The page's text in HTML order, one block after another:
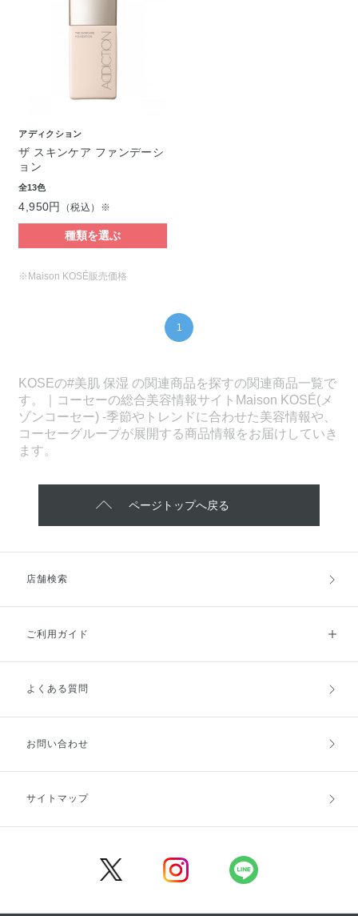
アディクション
ザ スキンケア ファンデーシ
ョン
全13色
4,950円 （税込）※
種類を選ぶ
※Maison KOSÉ販売価格
1
KOSEの#美肌 保湿 の関連商品を探すの関連商品一覧で
す。｜コーセーの総合美容情報サイトMaison KOSÉ(メ
ゾンコーセー) -季節やトレンドに合わせた美容情報や、
コーセーグループが展開する商品情報をお届けしていき
ます。
ページトップへ戻る
店舗検索
ご利用ガイド
ご利用ガイドトップ
お支払方法
キャンセル・返品・交換
よくある質問
お問い合わせ
サイトマップ